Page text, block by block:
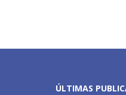
ÚLTIMAS